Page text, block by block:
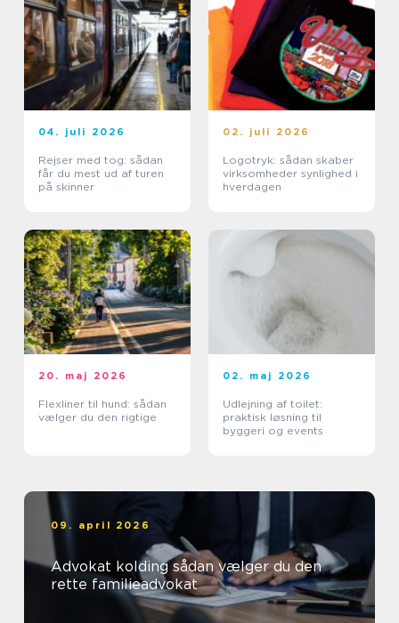
04. juli 2026
Rejser med tog: sådan
får du mest ud af turen
på skinner
02. juli 2026
Logotryk: sådan skaber
virksomheder synlighed i
hverdagen
20. maj 2026
Flexliner til hund: sådan
vælger du den rigtige
02. maj 2026
Udlejning af toilet:
praktisk løsning til
byggeri og events
09. april 2026
Advokat kolding sådan vælger du den
rette familieadvokat